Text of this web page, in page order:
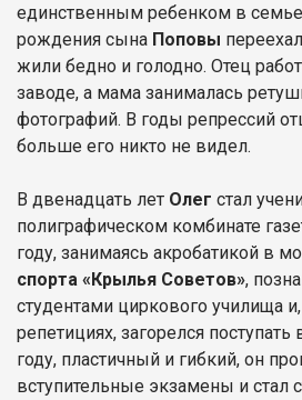
единственным ребенком в
рождения сына Поповы
жили бедно и голодно. Отец
заводе, а мама занималась
фотографий. В годы репрессий
больше его никто не видел.
В двенадцать лет Олег стал
полиграфическом комбинате
году, занимаясь акробатикой в
спорта «Крылья Советов»,
студентами циркового училища
репетициях, загорелся
году, пластичный и гибкий, он
вступительные экзамены и стал